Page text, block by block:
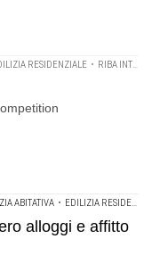
RESIDENZIALE • RIBA INTERNATIONAL ARCHITECTURE COMPETITION
ABITATIVA • EDILIZIA RESIDENZIALE
alloggi e affitto